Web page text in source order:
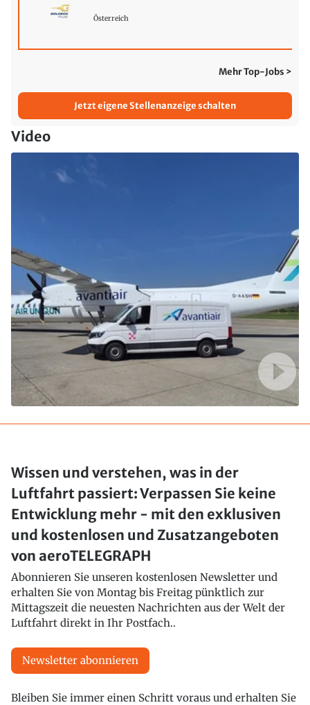
Österreich
Mehr Top-Jobs >
Jetzt eigene Stellenanzeige schalten
Video
Wissen und verstehen, was in der
Luftfahrt passiert: Verpassen Sie keine
Entwicklung mehr - mit den exklusiven
und kostenlosen und Zusatzangeboten
von aeroTELEGRAPH
Abonnieren Sie unseren kostenlosen Newsletter und
erhalten Sie von Montag bis Freitag pünktlich zur
Mittagszeit die neuesten Nachrichten aus der Welt der
Luftfahrt direkt in Ihr Postfach..
Newsletter abonnieren
Bleiben Sie immer einen Schritt voraus und erhalten Sie